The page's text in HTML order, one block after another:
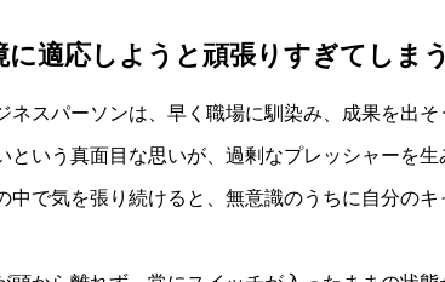
に適応しようと頑張りすぎてしまう
ネスパーソンは、早く職場に馴染み、成果を出そ
という真面目な思いが、過剰なプレッシャーを生
中で気を張り続けると、無意識のうちに自分の